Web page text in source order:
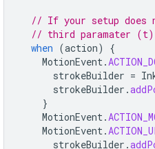
// If your setup does
// third paramater
when (action)
{
MotionEvent.
strokeBuilder =
strokeBuilder .
}
MotionEvent.
MotionEvent.
strokeBuilder .